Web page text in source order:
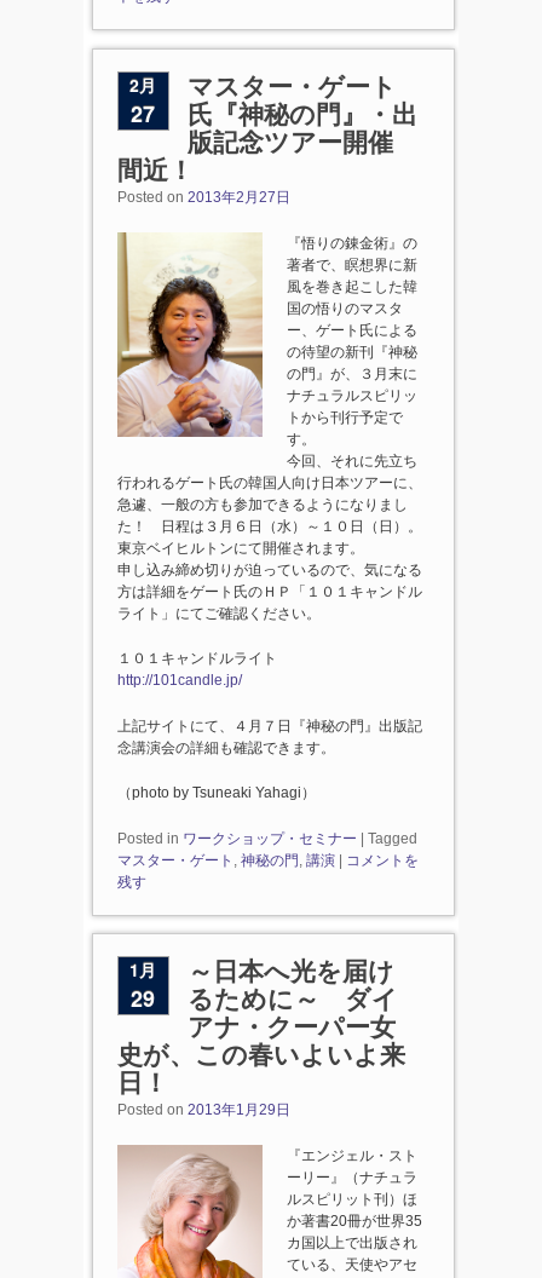
2月
27
マスター・ゲート
氏『神秘の門』・出
版記念ツアー開催
間近！
Posted on 2013年2月27日
『悟りの錬金術』の
著者で、瞑想界に新
風を巻き起こした韓
国の悟りのマスタ
ー、ゲート氏による
の待望の新刊『神秘
の門』が、３月末に
ナチュラルスピリッ
トから刊行予定で
す。
今回、それに先立ち
行われるゲート氏の韓国人向け日本ツアーに、
急遽、一般の方も参加できるようになりまし
た！ 日程は３月６日（水）～１０日（日）。
東京ベイヒルトンにて開催されます。
申し込み締め切りが迫っているので、気になる
方は詳細をゲート氏のＨＰ「１０１キャンドル
ライト」にてご確認ください。
１０１キャンドルライト
http://101candle.jp/
上記サイトにて、４月７日『神秘の門』出版記
念講演会の詳細も確認できます。
（photo by Tsuneaki Yahagi）
Posted in ワークショップ・セミナー | Tagged
マスター・ゲート
神秘の門 講演 | コメントを
残す
1月
29
～日本へ光を届け
るために～ ダイ
アナ・クーパー女
史が、この春いよいよ来
日！
Posted on 2013年1月29日
『エンジェル・スト
ーリー』（ナチュラ
ルスピリット刊）ほ
か著書20冊が世界35
カ国以上で出版され
ている、天使やアセ